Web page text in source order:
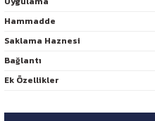
Hammadde
Saklama Haznesi
Bağlantı
Ek Özellikler